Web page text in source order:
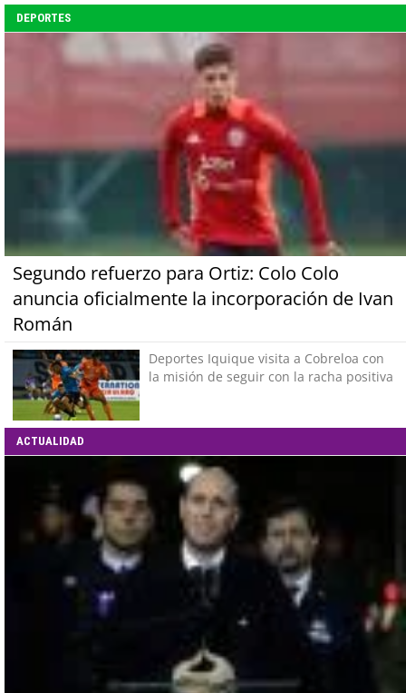
DEPORTES
Segundo refuerzo para Ortiz: Colo Colo
anuncia oficialmente la incorporación de Ivan
Román
Deportes Iquique visita a Cobreloa con
la misión de seguir con la racha positiva
ACTUALIDAD